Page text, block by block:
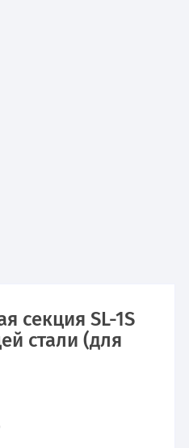
секция SL-1S
стали (для